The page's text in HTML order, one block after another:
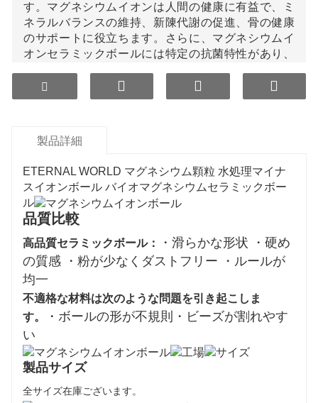
す。マグネシウムイオンは人間の健康に有益で、ミ
ネラルバランスの維持、新陳代謝の促進、骨の健康
のサポートに役立ちます。さらに、マグネシウムイ
オンセラミックボールには特定の抗菌特性があり、
保します。住宅用水処理システムと工業用水処理シ
ステムの両方において、マグネシウムイオンセラミ
ムにとって理想的な選択肢となっています。
製品詳細
ETERNAL WORLD マグネシウム顆粒 水処理マイナ
スイオンボール バイオマグネシウムセラミックボー
ル
品質比較
高品質セラミックボール：
・滑らかな形状 ・硬め
の質感 ・粉が少なくダストフリー ・ルールが
均一
不適格な材料は次のような問題を引き起こしま
す。
・ボールの形が不規則・ビーズが割れやす
い
製品サイズ
全サイズ在庫ございます。